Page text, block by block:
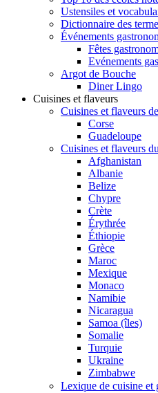
Ustensiles et
Dictionnaire des
Événements
Fêtes
Evénements
Argot de Bouche
Diner Lingo
Cuisines et flaveurs
Cuisines et flaveurs
Corse
Guadeloupe
Cuisines et flaveurs
Afghanistan
Albanie
Belize
Chypre
Crète
Érythrée
Éthiopie
Grèce
Maroc
Mexique
Monaco
Namibie
Nicaragua
Samoa (îles)
Somalie
Turquie
Ukraine
Zimbabwe
Lexique de cuisine et